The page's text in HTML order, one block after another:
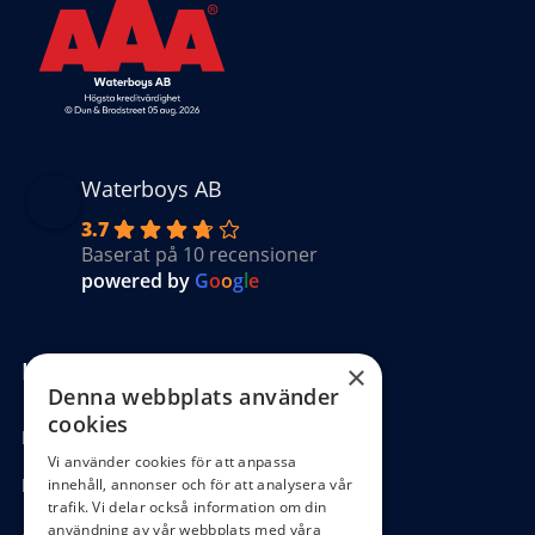
Waterboys AB
3.7
Baserat på 10 recensioner
powered by Google
Kundinformation
Köpvillkor
Hantering GDPR
×
Denna webbplats använder
cookies
Vi använder cookies för att anpassa
innehåll, annonser och för att analysera vår
trafik. Vi delar också information om din
användning av vår webbplats med våra